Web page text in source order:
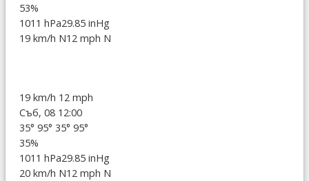
53%
1011 hPa29.85 inHg
19 km/h N12 mph N
19 km/h 12 mph
Съб, 08 12:00
35° 95° 35° 95°
35%
1011 hPa29.85 inHg
20 km/h N12 mph N